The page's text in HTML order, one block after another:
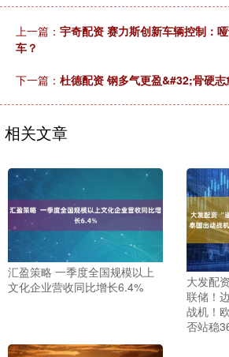
上一篇： 宇奇配资 赛力斯创新车辆控制：
车？
下一篇： 杜德配资 钢多气更盈&#32;骨硬志
相关文章
汇盈策略 一季度全国规模以上
文化企业营收同比增长6.4%
大发配
联储！
战机！
否站稳